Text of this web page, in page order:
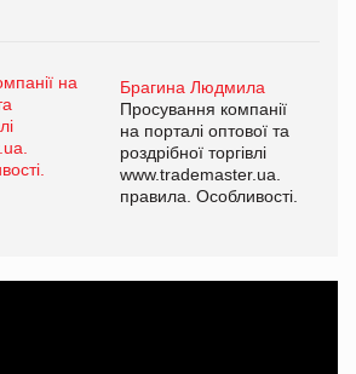
Брагина Людмила
Просування компанії
на порталі оптової та
роздрібної торгівлі
www.trademaster.ua.
правила. Особливості.